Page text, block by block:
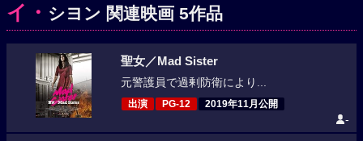
イ・ シヨン 関連映画 5作品
聖女／Mad Sister
元警護員で過剰防衛により...
出演 PG-12 2019年11月公開
-